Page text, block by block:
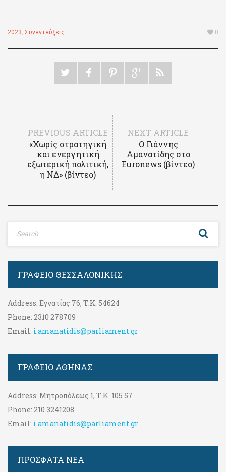
2023, Συνεντεύξεις 0
PREVIOUS ARTICLE
«Χωρίς στρατηγική
και ενεργητική
εξωτερική πολιτική,
η ΝΔ» (βίντεο)
NEXT ARTICLE
Ο Γιάννης
Αμανατίδης στο
Euronews (βίντεο)
ΓΡΑΦΕΊΟ ΘΕΣΣΑΛΟΝΊΚΗΣ
Address: Εγνατίας 76, Τ.Κ. 54624
Phone: 2310 278709
Email: i.amanatidis@parliament.gr
ΓΡΑΦΕΊΟ ΑΘΉΝΑΣ
Address: Μητροπόλεως 1, Τ.Κ. 105 57
Phone: 210 3241208
Email: i.amanatidis@parliament.gr
ΠΡΟΣΦΑΤΑ ΝΕΑ